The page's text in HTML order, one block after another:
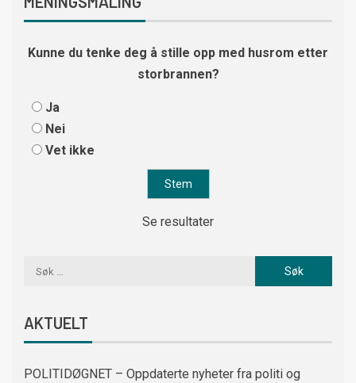
Kunne du tenke deg å stille opp med husrom etter
storbrannen?
Ja
Nei
Vet ikke
Se resultater
AKTUELT
POLITIDØGNET – Oppdaterte nyheter fra politi og